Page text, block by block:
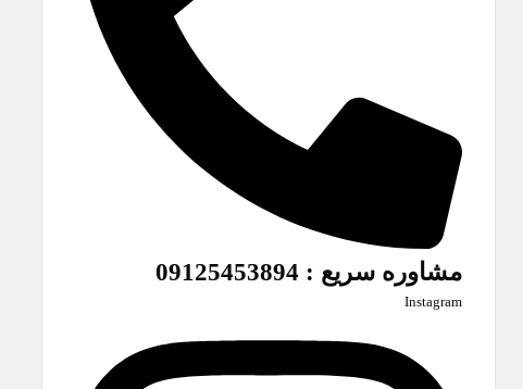
مشاوره سریع : 09125453894
Instagram